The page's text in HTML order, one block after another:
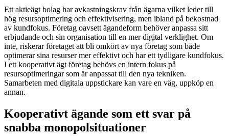
Ett aktieägt bolag har avkastningskrav från ägarna vilket leder till
hög resursoptimering och effektivisering, men ibland på bekostnad
av kundfokus. Företag oavsett ägandeform behöver anpassa sitt
erbjudande och sin organisation till en mer digital verklighet. Om
inte, riskerar företaget att bli omkört av nya företag som både
optimerar sina resurser mer effektivt och har ett tydligare kundfokus.
I ett kooperativt ägt företag behövs en intern fokus på
resursoptimeringar som är anpassat till den nya tekniken.
Samarbeten med digitala uppstickare kan vare en väg, uppköp en
annan.
Kooperativt ägande som ett svar på
snabba monopolsituationer